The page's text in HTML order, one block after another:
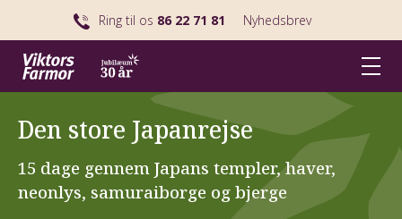
Ring til os 86 22 71 81 Nyhedsbrev
Den store Japanrejse
15 dage gennem Japans templer, haver,
neonlys, samuraiborge og bjerge